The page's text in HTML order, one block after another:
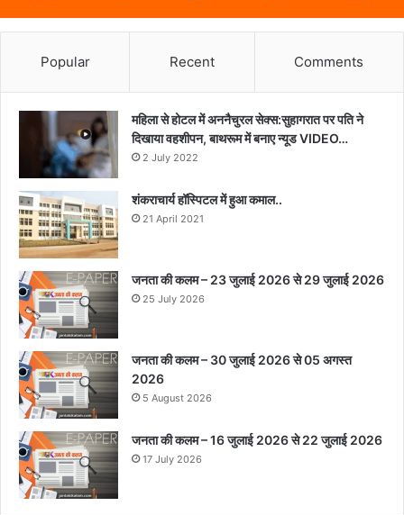
Popular Recent Comments
महिला से होटल में अननैचुरल सेक्स:सुहागरात पर पति ने
दिखाया वहशीपन, बाथरूम में बनाए न्यूड VIDEO…
2 July 2022
शंकराचार्य हॉस्पिटल में हुआ कमाल..
21 April 2021
जनता की कलम – 23 जुलाई 2026 से 29 जुलाई 2026
25 July 2026
जनता की कलम – 30 जुलाई 2026 से 05 अगस्त
2026
5 August 2026
जनता की कलम – 16 जुलाई 2026 से 22 जुलाई 2026
17 July 2026